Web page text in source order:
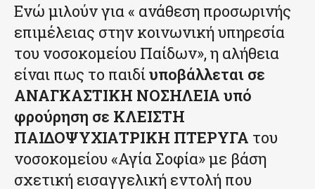
Ενώ μιλούν για « ανάθεση προσωρινής
επιμέλειας στην κοινωνική υπηρεσία
του νοσοκομείου Παίδων», η αλήθεια
είναι πως το παιδίυποβάλλεται σε
ΑΝΑΓΚΑΣΤΙΚΗ ΝΟΣΗΛΕΙΑ υπό
φρούρηση σε ΚΛΕΙΣΤΗ
ΠΑΙΔΟΨΥΧΙΑΤΡΙΚΗ ΠΤΕΡΥΓΑ του
νοσοκομείου «Αγία Σοφία» με βάση
σχετική εισαγγελική εντολή που